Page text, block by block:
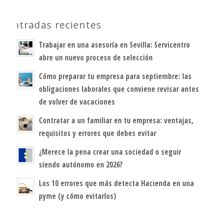
Entradas recientes
Trabajar en una asesoría en Sevilla: Servicentro
abre un nuevo proceso de selección
Cómo preparar tu empresa para septiembre: las
obligaciones laborales que conviene revisar antes
de volver de vacaciones
Contratar a un familiar en tu empresa: ventajas,
requisitos y errores que debes evitar
¿Merece la pena crear una sociedad o seguir
siendo autónomo en 2026?
Los 10 errores que más detecta Hacienda en una
pyme (y cómo evitarlos)